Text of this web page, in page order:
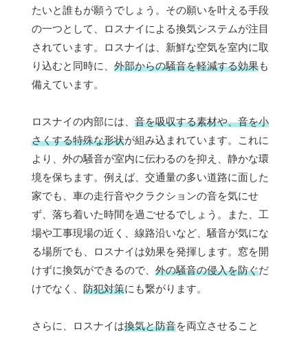
たいと誰もが願うでしょう。その願いを叶える手段
の一つとして、ロスナイによる換気システムが注目
されています。ロスナイは、新鮮な空気を室内に取
り込むと同時に、 外部からの騒音を軽減する効果も
備えています。
ロスナイの内部には、 音を吸収する素材や、音を小
さくする特殊な形状が組み込まれています。これに
より、外の騒音が室内に伝わるのを抑え、静かな環
境を保ちます。例えば、交通量の多い道路に面した
家でも、車の走行音やクラクションの音を気にせ
ず、落ち着いた時間を過ごせるでしょう。また、工
場や工事現場の近く、線路沿いなど、騒音が気にな
る場所でも、ロスナイは効果を発揮します。窓を開
けずに換気ができるので、 外の騒音の侵入を防ぐだ
けでなく、 防犯対策にも繋がります。
さらに、ロスナイは換気と防音を両立させること